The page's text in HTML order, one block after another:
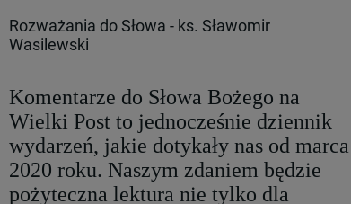
Rozważania do Słowa - ks. Sławomir
Wasilewski
Komentarze do Słowa Bożego na
Wielki Post to jednocześnie dziennik
wydarzeń, jakie dotykały nas od marca
2020 roku. Naszym zdaniem będzie
pożyteczna lektura nie tylko dla